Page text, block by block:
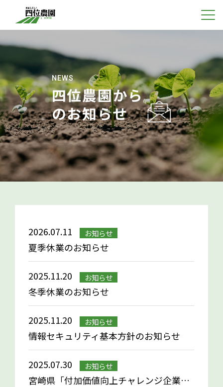
NEWS
四位農園から
のお知らせ
2026.07.11 お知らせ
夏季休業のお知らせ
2025.11.20 お知らせ
冬季休業のお知らせ
2025.11.20 お知らせ
情報セキュリティ基本方針のお知らせ
2025.07.30 お知らせ
宮崎県「付加価値向上チャレンジ企業」選定のお知らせ